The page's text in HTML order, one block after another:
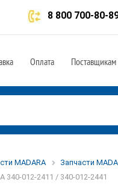
8 800 700-80-
Оплата Поставщикам
MADARA
Запчасти
340-012-2411 / 340-012-2441